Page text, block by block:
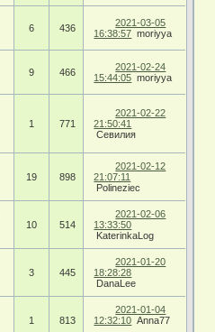
6 436
2021-03-05
16:38:57 moriyya
9
466
2021-02-24
15:44:05 moriyya
1 771
2021-02-22
21:50:41
Севилия
19
898
2021-02-12
21:07:11
Polineziec
10
514
2021-02-06
13:33:50
KaterinkaLog
3 445
2021-01-20
18:28:28
DanаLee
1 813
2021-01-04
12:32:10 Anna77